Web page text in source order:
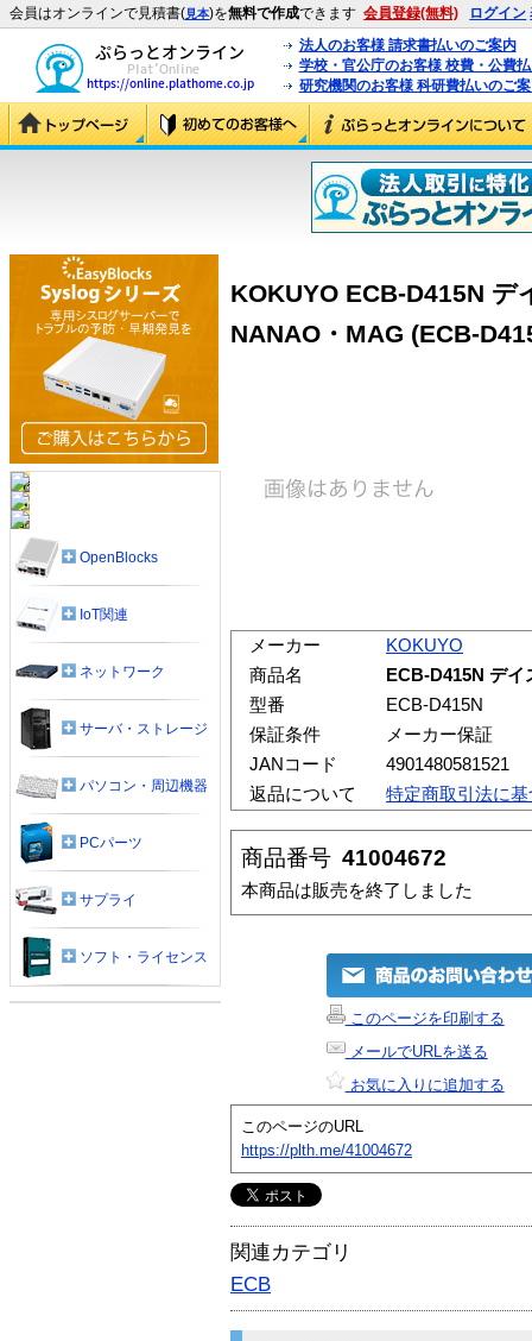
会員はオンラインで見積書(見本)を無料で作成できます 会員登録(無料) ログイン
法人のお客様 請求書払いのご案内
学校・官公庁のお客様 校費・公費
研究機関のお客様 科研費払いのご
KOKUYO ECB-D415N デ
NANAO・MAG (ECB-
メーカー
KOKUYO
商品名
ECB-D415N デ
型番
ECB-D415N
保証条件
メーカー保証
JANコード
4901480581521
返品について
特定商取引法に
商品番号 41004672
本商品は販売を終了しました
このページを印刷する
メールでURLを送る
お気に入りに追加する
このページのURL
https://plth.me/41004672
関連カテゴリ
ECB
OpenBlocks
IoT関連
ネットワーク
サーバ・ストレージ
パソコン・周辺機器
PCパーツ
サプライ
ソフト・ライセンス